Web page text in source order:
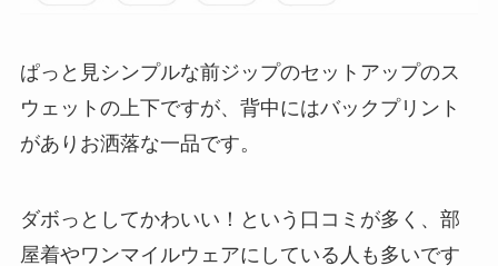
ぱっと見シンプルな前ジップのセットアップのス
ウェットの上下ですが、背中にはバックプリント
がありお洒落な一品です。
ダボっとしてかわいい！という口コミが多く、部
屋着やワンマイルウェアにしている人も多いです